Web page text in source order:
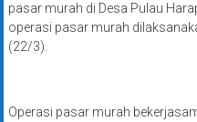
pasar murah di Desa Pulau
operasi pasar murah
(22/3).
Operasi pasar murah